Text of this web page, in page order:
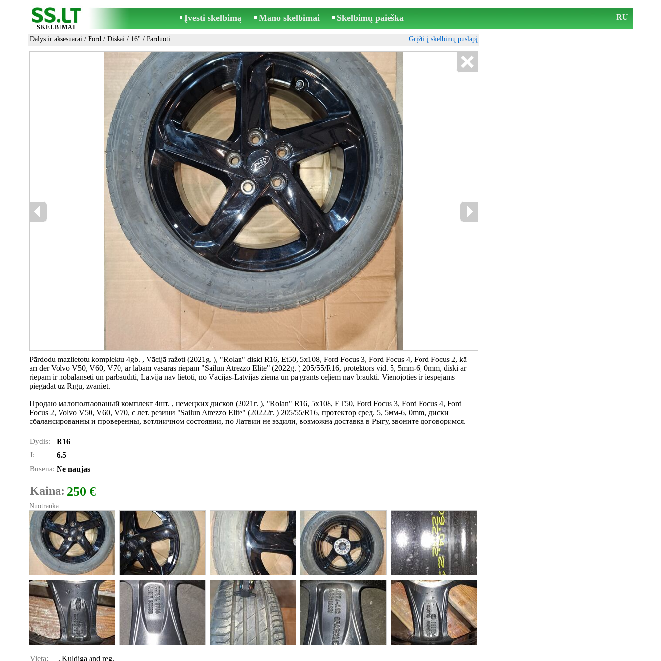
SKELBIMAI
Įvesti skelbimą Mano skelbimai Skelbimų paieška RU
Dalys ir aksesuarai / Ford / Diskai / 16'' / Parduoti Grįžti į skelbimų puslapį
Pārdodu mazlietotu komplektu 4gb. , Vācijā ražoti (2021g. ), "Rolan" diski R16, Et50, 5x108, Ford Focus 3, Ford Focus 4, Ford Focus 2, kā
arī der Volvo V50, V60, V70, ar labām vasaras riepām "Sailun Atrezzo Elite" (2022g. ) 205/55/R16, protektors vid. 5, 5mm-6, 0mm, diski ar
riepām ir nobalansēti un pārbaudīti, Latvijā nav lietoti, no Vācijas-Latvijas ziemā un pa grants ceļiem nav braukti. Vienojoties ir iespējams
piegādāt uz Rīgu, zvaniet.
Продаю малополъзованый комплект 4шт. , немецких дисков (2021г. ), "Rolan" R16, 5x108, ET50, Ford Focus 3, Ford Focus 4, Ford
Focus 2, Volvo V50, V60, V70, с лет. резини "Sailun Atrezzo Elite" (20222г. ) 205/55/R16, протектор сред. 5, 5мм-6, 0mm, диски
сбалансиpованны и проверенны, вотлиичном состоянии, по Латвии не эздили, возможна доставка в Рыгу, звоните договоримся.
Dydis: R16
J: 6.5
Būsena: Ne naujas
Kaina: 250 €
Nuotrauka:
Vieta: , Kuldiga and reg.